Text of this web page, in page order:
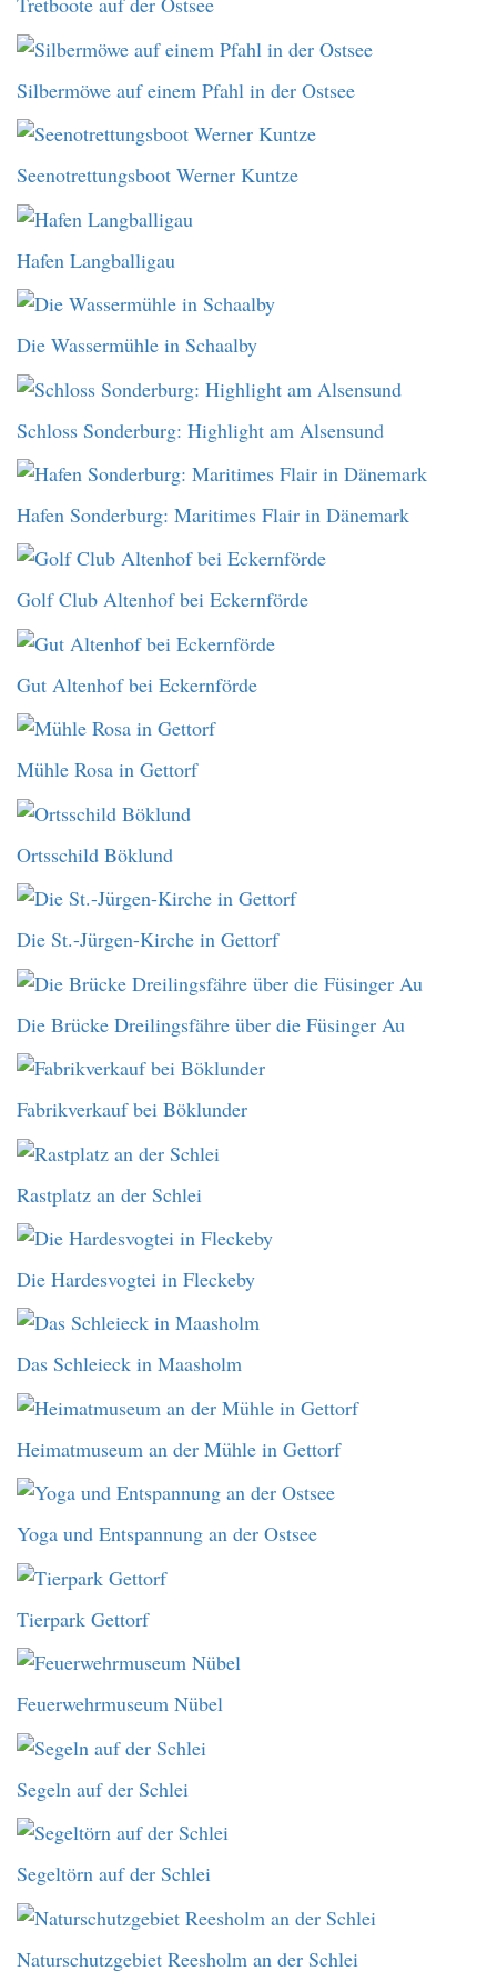
Silbermöwe auf einem Pfahl in der Ostsee
Seenotrettungsboot Werner Kuntze
Hafen Langballigau
Die Wassermühle in Schaalby
Schloss Sonderburg: Highlight am Alsensund
Hafen Sonderburg: Maritimes Flair in Dänemark
Golf Club Altenhof bei Eckernförde
Gut Altenhof bei Eckernförde
Mühle Rosa in Gettorf
Ortsschild Böklund
Die St.-Jürgen-Kirche in Gettorf
Die Brücke Dreilingsfähre über die Füsinger Au
Fabrikverkauf bei Böklunder
Rastplatz an der Schlei
Die Hardesvogtei in Fleckeby
Das Schleieck in Maasholm
Heimatmuseum an der Mühle in Gettorf
Yoga und Entspannung an der Ostsee
Tierpark Gettorf
Feuerwehrmuseum Nübel
Segeln auf der Schlei
Segeltörn auf der Schlei
Naturschutzgebiet Reesholm an der Schlei